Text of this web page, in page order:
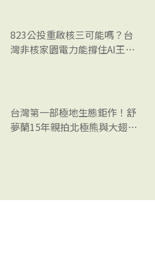
823公投重啟核三可能嗎？台
灣非核家園電力能撐住AI王國
台灣第一部極地生態鉅作！舒
夢蘭15年親拍北極熊與大翅鯨